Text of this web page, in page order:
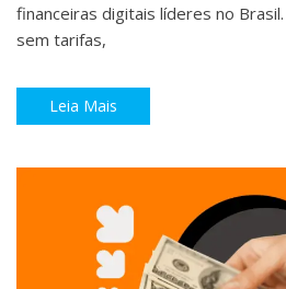
financeiras digitais líderes no
sem tarifas,
Leia Mais